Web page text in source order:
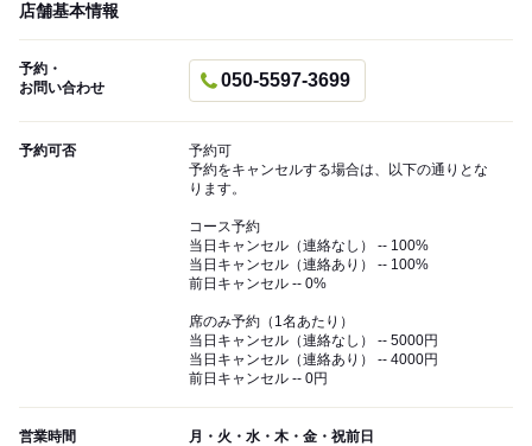
店舗基本情報
予約・
お問い合わせ
050-5597-3699
予約可否
予約可
予約をキャンセルする場合は、以下の通りとな
ります。
コース予約
当日キャンセル（連絡なし） -- 100%
当日キャンセル（連絡あり） -- 100%
前日キャンセル -- 0%
席のみ予約（1名あたり）
当日キャンセル（連絡なし） -- 5000円
当日キャンセル（連絡あり） -- 4000円
前日キャンセル -- 0円
営業時間 月・火・水・木・金・祝前日